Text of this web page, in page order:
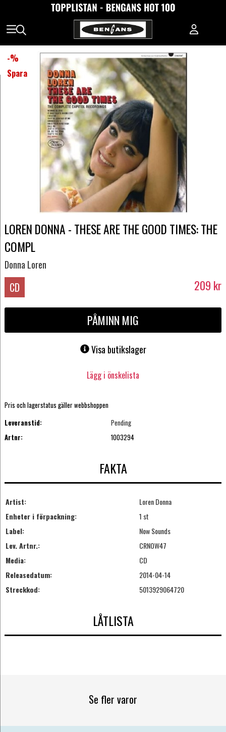
-%
Spara
LOREN DONNA - THESE ARE THE GOOD TIMES: THE
COMPL
Donna Loren
CD 209 kr
PÅMINN MIG
Visa butikslager
Lägg i önskelista
Pris och lagerstatus gäller webbshoppen
Leveranstid:
Pending
Artnr:
1003294
FAKTA
Artist:
Loren Donna
Enheter i förpackning:
1 st
Label:
Now Sounds
Lev. Artnr.:
CRNOW47
Media:
CD
Releasedatum:
2014-04-14
Streckkod:
5013929064720
LÅTLISTA
Se fler varor